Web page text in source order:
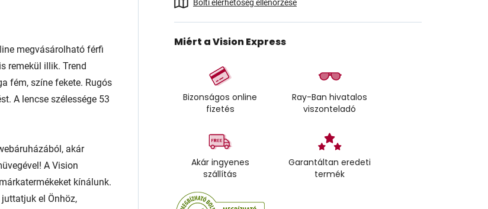
megvásárolható férfi
remekül illik. Trend
fém, színe fekete. Rugós
A lencse szélessége 53
akár
A Vision
kínálunk.
el Önhöz,
Bolti elérhetőség ellenőrzése
Miért a Vision Express
Bizonságos online
fizetés
Ray-Ban hivatalos
viszonteladó
Akár ingyenes
szállítás
Garantáltan eredeti
termék